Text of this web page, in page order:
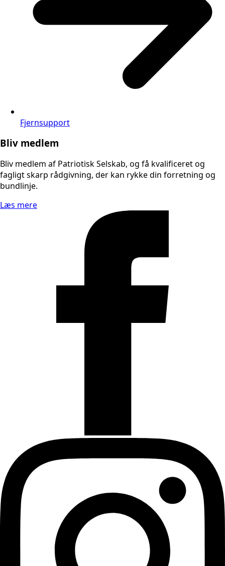
Fjernsupport
Bliv medlem
Bliv medlem af Patriotisk Selskab, og få kvalificeret og
fagligt skarp rådgivning, der kan rykke din forretning og
bundlinje.
Læs mere